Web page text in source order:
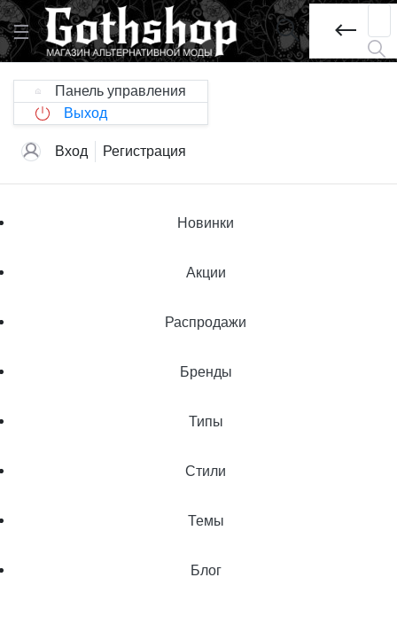
Панель управления
Выход
Вход Регистрация
Новинки
Акции
Распродажи
Бренды
Типы
Стили
Темы
Блог